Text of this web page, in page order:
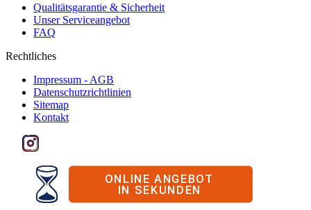
Qualitätsgarantie & Sicherheit
Unser Serviceangebot
FAQ
Rechtliches
Impressum - AGB
Datenschutzrichtlinien
Sitemap
Kontakt